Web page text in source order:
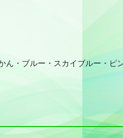
・ブルー・スカイブルー・ピ